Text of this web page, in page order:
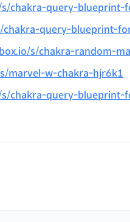
chakra-query-blueprint-
chakra-query-blueprint-
s/chakra-random-
marvel-w-chakra-hjr6k1
chakra-query-blueprint-